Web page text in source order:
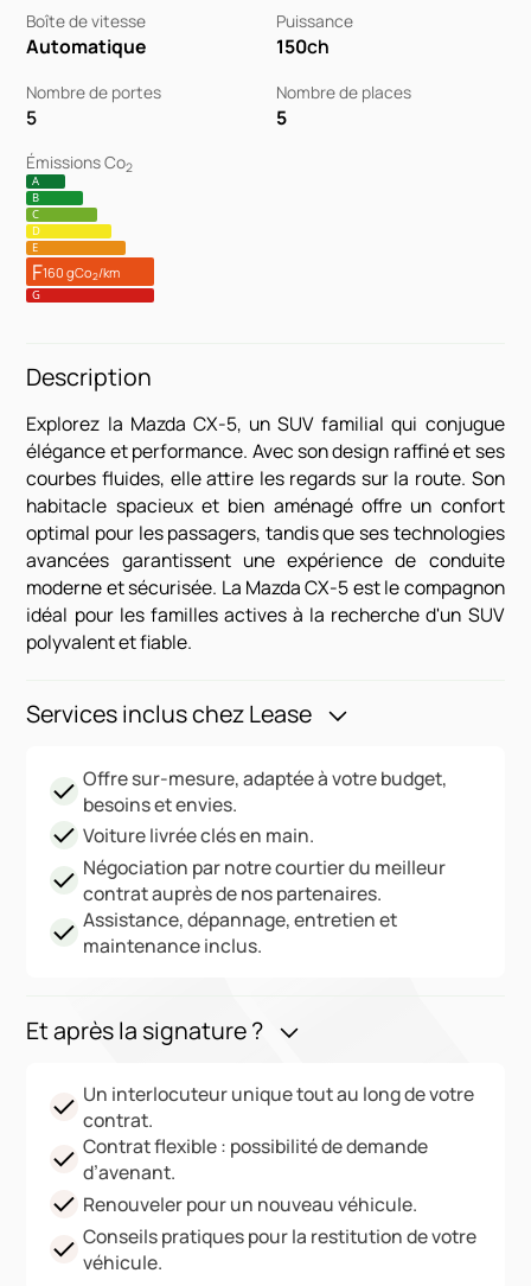
Boîte de vitesse
Automatique
Puissance
150ch
Nombre de portes
5
Nombre de places
5
Émissions Co2
A
B
C
D
E
F160 gCo2/km
G
Description
Explorez la Mazda CX-5, un SUV familial qui conjugue
élégance et performance. Avec son design raffiné et ses
courbes fluides, elle attire les regards sur la route. Son
habitacle spacieux et bien aménagé offre un confort
optimal pour les passagers, tandis que ses technologies
avancées garantissent une expérience de conduite
moderne et sécurisée. La Mazda CX-5 est le compagnon
idéal pour les familles actives à la recherche d'un SUV
polyvalent et fiable.
Services inclus chez Lease
Offre sur-mesure, adaptée à votre budget,
besoins et envies.
Voiture livrée clés en main.
Négociation par notre courtier du meilleur
contrat auprès de nos partenaires.
Assistance, dépannage, entretien et
maintenance inclus.
Et après la signature ?
Un interlocuteur unique tout au long de votre
contrat.
Contrat flexible : possibilité de demande
d’avenant.
Renouveler pour un nouveau véhicule.
Conseils pratiques pour la restitution de votre
véhicule.